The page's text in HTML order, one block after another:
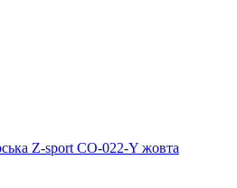
Z-sport CO-022-Y жовта